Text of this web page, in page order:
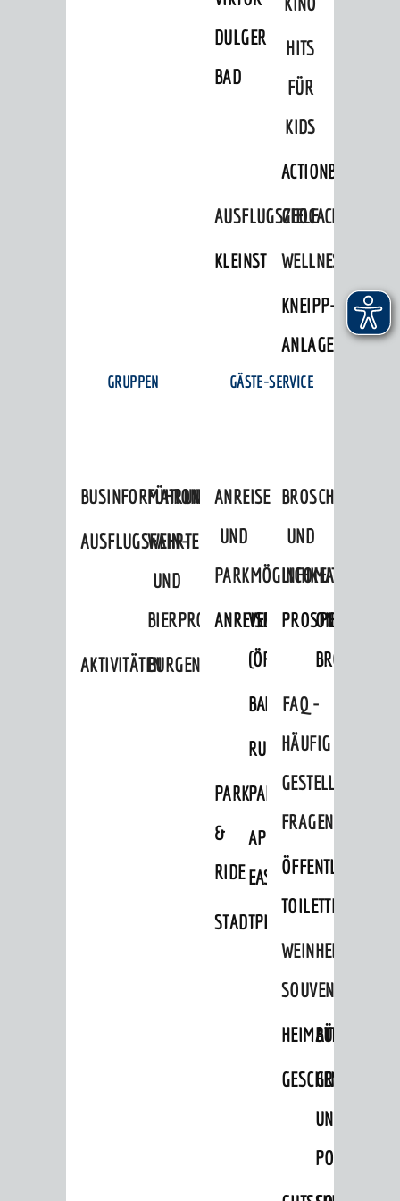
DULGER-
BAD
HITS
FÜR
KIDS
ACTIONBOUND
AUSFLUGSZIELE
KLEINSTADTPERLEN
GEOCACHING
WELLNESS
KNEIPP-
ANLAGE
GRUPPEN
BUSINFORMATION
FÜHRUNGEN
AUSFLUGSFAHRTEN
WEIN-
UND
BIERPROBEN
AKTIVITÄTENBURGENERLEBNISSE
GÄSTE-SERVICE
ANREISE
UND
PARKMÖGLICHKEITEN
ANREISEVERKEHR
(ÖPNV)
BAHNVERKEHR
BUSVERKEHR
RUFTAXI
PARK
&
RIDE
PARKEN
APP
EASYPARKEN
STADTPLAN
BROSCHÜREN
UND
INFOMATERIAL
ONLINE-
FAQ -
HÄUFIG
GESTELLTE
FRAGEN
ÖFFENTLICHE
TOILETTEN
WEINHEIMER
SOUVENIRS
HEIMATTAGE
BÜCHER
GESCHENKE
GRUSS-
UND
POSTKARTEN